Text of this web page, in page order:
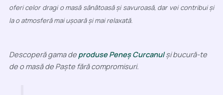
oferi celor dragi o masă sănătoasă și savuroasă, dar vei contribui și
la o atmosferă mai ușoară și mai relaxată.
Descoperă gama de produse Peneș Curcanulși bucură-te
de o masă de Paște fără compromisuri.